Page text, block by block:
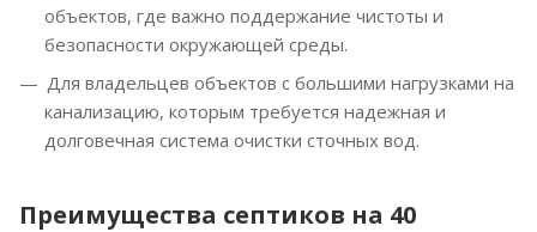
объектов, где важно поддержание чистоты и
безопасности окружающей среды.
Для владельцев объектов с большими нагрузками на
канализацию, которым требуется надежная и
долговечная система очистки сточных вод.
Преимущества септиков на 40